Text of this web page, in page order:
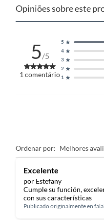
Opiniões sobre este
5/5
1 comentário 1
2
3
4
5
Ordenar por: Melhores
Excelente
por Estefany
Cumple su función,
con sus características
Publicado originalmente en